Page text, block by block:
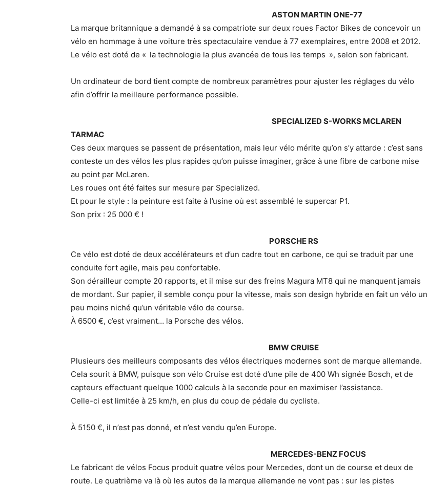
ASTON MARTIN ONE-77
La marque britannique a demandé à sa compatriote sur deux roues Factor Bikes de concevoir un
vélo en hommage à une voiture très spectaculaire vendue à 77 exemplaires, entre 2008 et 2012.
Le vélo est doté de « la technologie la plus avancée de tous les temps », selon son fabricant.
Un ordinateur de bord tient compte de nombreux paramètres pour ajuster les réglages du vélo
afin d’offrir la meilleure performance possible.
SPECIALIZED S-WORKS MCLAREN
TARMAC
Ces deux marques se passent de présentation, mais leur vélo mérite qu’on s’y attarde : c’est sans
conteste un des vélos les plus rapides qu’on puisse imaginer, grâce à une fibre de carbone mise
au point par McLaren.
Les roues ont été faites sur mesure par Specialized.
Et pour le style : la peinture est faite à l’usine où est assemblé le supercar P1.
Son prix : 25 000 € !
PORSCHE RS
Ce vélo est doté de deux accélérateurs et d’un cadre tout en carbone, ce qui se traduit par une
conduite fort agile, mais peu confortable.
Son dérailleur compte 20 rapports, et il mise sur des freins Magura MT8 qui ne manquent jamais
de mordant. Sur papier, il semble conçu pour la vitesse, mais son design hybride en fait un vélo un
peu moins niché qu’un véritable vélo de course.
À 6500 €, c’est vraiment… la Porsche des vélos.
BMW CRUISE
Plusieurs des meilleurs composants des vélos électriques modernes sont de marque allemande.
Cela sourit à BMW, puisque son vélo Cruise est doté d’une pile de 400 Wh signée Bosch, et de
capteurs effectuant quelque 1000 calculs à la seconde pour en maximiser l’assistance.
Celle-ci est limitée à 25 km/h, en plus du coup de pédale du cycliste.
À 5150 €, il n’est pas donné, et n’est vendu qu’en Europe.
MERCEDES-BENZ FOCUS
Le fabricant de vélos Focus produit quatre vélos pour Mercedes, dont un de course et deux de
route. Le quatrième va là où les autos de la marque allemande ne vont pas : sur les pistes